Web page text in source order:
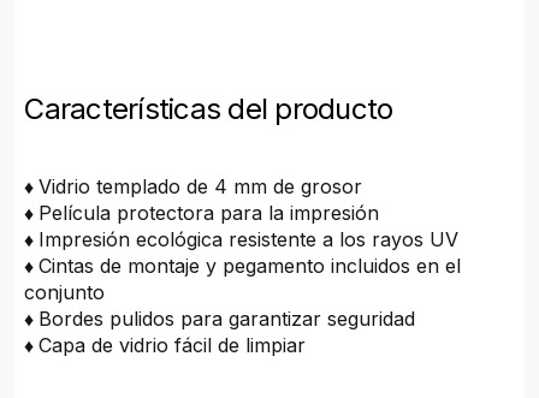
Características del producto
♦Vidrio templado de 4 mm de grosor
♦ Película protectora para la impresión
♦ Impresión ecológica resistente a los rayos UV
♦Cintas de montaje y pegamento incluidos en el
conjunto
♦ Bordes pulidos para garantizar seguridad
♦Capa de vidrio fácil de limpiar